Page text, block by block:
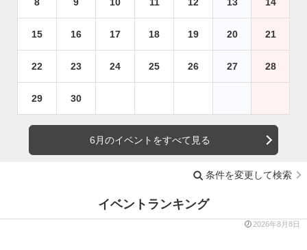
15 16 17 18 19 20 21
22 23 24 25 26 27 28
29 30
6月のイベントをすべて見る
条件を変更して検索
イベントランキング
2026年8月8日